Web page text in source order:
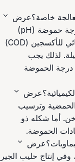
خاصة؟عرض expand_more
تتسم مياه الصرف الناتجة عن إنتاج الأدوية بدرجة حموضة (pH)
حمضية أو قلوية وحمل عالٍ من الطلب الكيميائي للأكسجين (COD)
لذلك يجب
درجة الحموضة
عرض expand_more
وترسيب
أما شكله ذو
الحموضة.
عرض expand_more
إنتاج حليب الجير